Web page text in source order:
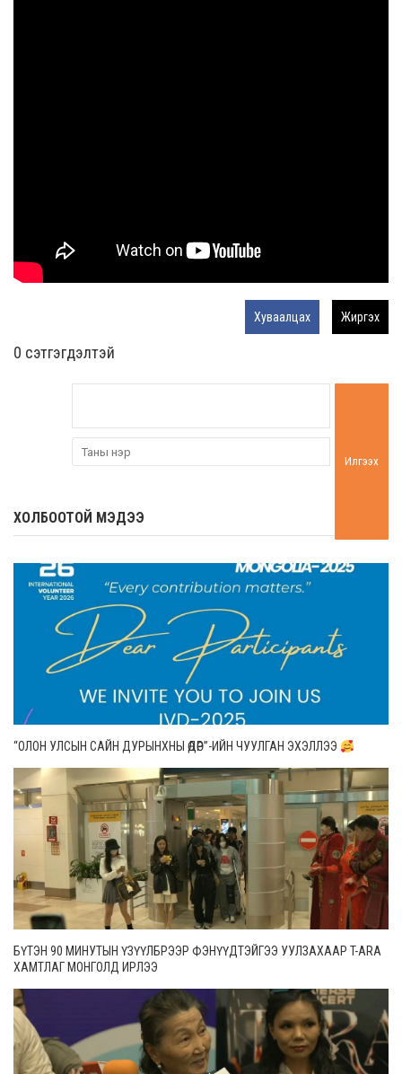
Хуваалцах Жиргэх
0 cэтгэгдэлтэй
Илгээх
ХОЛБООТОЙ МЭДЭЭ
“ОЛОН УЛСЫН САЙН ДУРЫНХНЫ ӨДӨР”-ИЙН ЧУУЛГАН ЭХЭЛЛЭЭ
БҮТЭН 90 МИНУТЫН ҮЗҮҮЛБРЭЭР ФЭНҮҮДТЭЙГЭЭ УУЛЗАХААР T-ARA
ХАМТЛАГ МОНГОЛД ИРЛЭЭ